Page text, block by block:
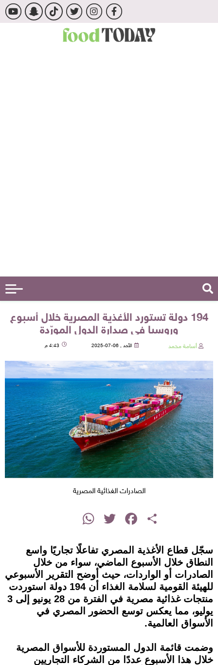
194 دولة تستورد الأغذية المصرية خلال أسبوع
وروسيا في صدارة الدول المورّدة
أسامة محمد الأحد , 06-07-2025 4:43 م
الصادرات الغذائية المصرية
Share
Facebook
Twitter
WhatsApp
سجّل قطاع الأغذية المصري تفاعلًا تجاريًا واسع
النطاق خلال الأسبوع الماضي، سواء من خلال
الصادرات أو الواردات، حيث أوضح التقرير الأسبوعي
للهيئة القومية لسلامة الغذاء أن 194 دولة استوردت
منتجات غذائية مصرية في الفترة من 28 يونيو إلى 3
يوليو، مما يعكس توسع الحضور المصري في
الأسواق العالمية.
وضمت قائمة الدول المستوردة للأسواق المصرية
خلال هذا الأسبوع عددًا من الشركاء التجاريين